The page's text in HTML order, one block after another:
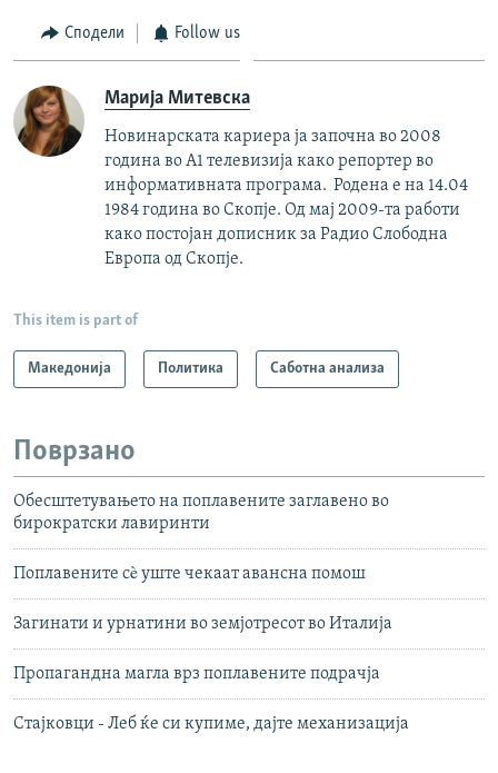
Сподели Follow us
Марија Митевска
Новинарската кариера ја започна во 2008
година во А1 телевизија како репортер во
информативната програма. Родена е на 14.04
1984 година во Скопје. Од мај 2009-та работи
како постојан дописник за Радио Слободна
Европа од Скопје.
This item is part of
Македонија Политика Саботна анализа
Поврзано
Обесштетувањето на поплавените заглавено во
бирократски лавиринти
Поплавените сè уште чекаат авансна помош
Загинати и урнатини во земјотресот во Италија
Пропагандна магла врз поплавените подрачја
Стајковци - Леб ќе си купиме, дајте механизација